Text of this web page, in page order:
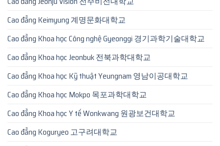
Cao đẳng Keimyung 계명문화대학교
Cao đẳng Khoa học Công nghệ Gyeonggi 경기과학기술대학교
Cao đẳng Khoa học Jeonbuk 전북과학대학교
Cao đẳng Khoa học Kỹ thuật Yeungnam 영남이공대학교
Cao đẳng Khoa học Mokpo 목포과학대학교
Cao đẳng Khoa học Y tế Wonkwang 원광보건대학교
Cao đẳng Koguryeo 고구려대학교